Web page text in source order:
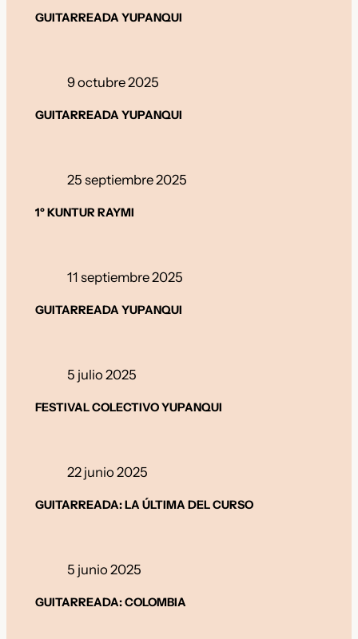
GUITARREADA YUPANQUI
9 octubre 2025
GUITARREADA YUPANQUI
25 septiembre 2025
1º KUNTUR RAYMI
11 septiembre 2025
GUITARREADA YUPANQUI
5 julio 2025
FESTIVAL COLECTIVO YUPANQUI
22 junio 2025
GUITARREADA: LA ÚLTIMA DEL CURSO
5 junio 2025
GUITARREADA: COLOMBIA